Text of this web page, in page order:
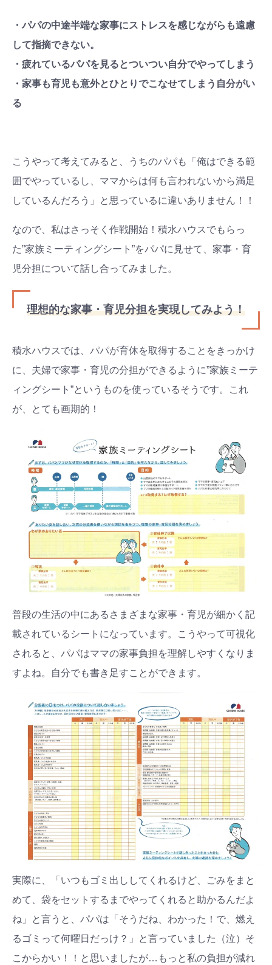
・パパの中途半端な家事にストレスを感じながらも遠慮
して指摘できない。
・疲れているパパを見るとついつい自分でやってしまう
・家事も育児も意外とひとりでこなせてしまう自分がい
る
こうやって考えてみると、うちのパパも「俺はできる範
囲でやっているし、ママからは何も言われないから満足
しているんだろう」と思っているに違いありません！！
なので、私はさっそく作戦開始！積水ハウスでもらっ
た”家族ミーティングシート”をパパに見せて、家事・育
児分担について話し合ってみました。
理想的な家事・育児分担を実現してみよう！
積水ハウスでは、パパが育休を取得することをきっかけ
に、夫婦で家事・育児の分担ができるように”家族ミーテ
ィングシート”というものを使っているそうです。これ
が、とても画期的！
普段の生活の中にあるさまざまな家事・育児が細かく記
載されているシートになっています。こうやって可視化
されると、パパはママの家事負担を理解しやすくなりま
すよね。自分でも書き足すことができます。
実際に、「いつもゴミ出ししてくれるけど、ごみをまと
めて、袋をセットするまでやってくれると助かるんだよ
ね」と言うと、パパは「そうだね、わかった！で、燃え
るゴミって何曜日だっけ？」と言っていました（泣）そ
こからかい！！と思いましたが…もっと私の負担が減れ